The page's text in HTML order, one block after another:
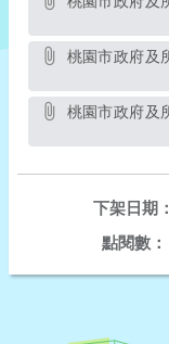
下架日期：
點閱數：